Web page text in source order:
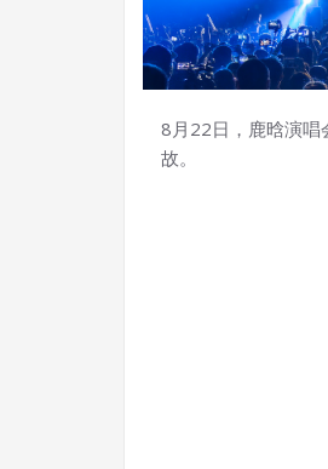
8月22日，鹿晗演唱
故。